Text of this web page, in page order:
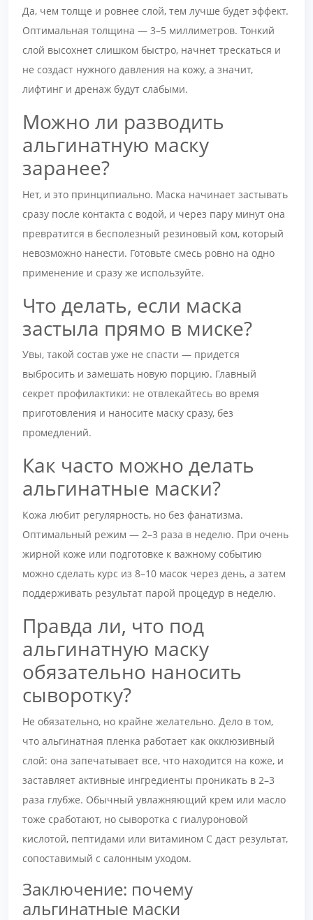
Да, чем толще и ровнее слой, тем лучше будет эффект.
Оптимальная толщина — 3–5 миллиметров. Тонкий
слой высохнет слишком быстро, начнет трескаться и
не создаст нужного давления на кожу, а значит,
лифтинг и дренаж будут слабыми.
Можно ли разводить
альгинатную маску
заранее?
Нет, и это принципиально. Маска начинает застывать
сразу после контакта с водой, и через пару минут она
превратится в бесполезный резиновый ком, который
невозможно нанести. Готовьте смесь ровно на одно
применение и сразу же используйте.
Что делать, если маска
застыла прямо в миске?
Увы, такой состав уже не спасти — придется
выбросить и замешать новую порцию. Главный
секрет профилактики: не отвлекайтесь во время
приготовления и наносите маску сразу, без
промедлений.
Как часто можно делать
альгинатные маски?
Кожа любит регулярность, но без фанатизма.
Оптимальный режим — 2–3 раза в неделю. При очень
жирной коже или подготовке к важному событию
можно сделать курс из 8–10 масок через день, а затем
поддерживать результат парой процедур в неделю.
Правда ли, что под
альгинатную маску
обязательно наносить
сыворотку?
Не обязательно, но крайне желательно. Дело в том,
что альгинатная пленка работает как окклюзивный
слой: она запечатывает все, что находится на коже, и
заставляет активные ингредиенты проникать в 2–3
раза глубже. Обычный увлажняющий крем или масло
тоже сработают, но сыворотка с гиалуроновой
кислотой, пептидами или витамином С даст результат,
сопоставимый с салонным уходом.
Заключение: почему
альгинатные маски